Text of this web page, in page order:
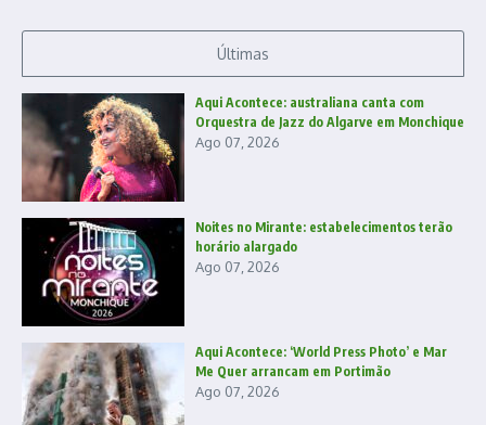
Últimas
Aqui Acontece: australiana canta com
Orquestra de Jazz do Algarve em Monchique
Ago 07, 2026
Noites no Mirante: estabelecimentos terão
horário alargado
Ago 07, 2026
Aqui Acontece: ‘World Press Photo’ e Mar
Me Quer arrancam em Portimão
Ago 07, 2026